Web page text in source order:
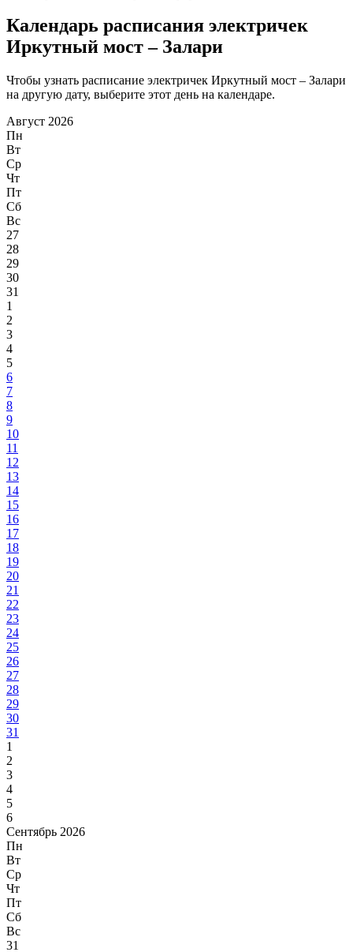
Календарь расписания электричек
Иркутный мост – Залари
Чтобы узнать расписание электричек Иркутный мост – Залари
на другую дату, выберите этот день на календаре.
Август 2026
Пн
Вт
Ср
Чт
Пт
Сб
Вс
27
28
29
30
31
1
2
3
4
5
6
7
8
9
10
11
12
13
14
15
16
17
18
19
20
21
22
23
24
25
26
27
28
29
30
31
1
2
3
4
5
6
Сентябрь 2026
Пн
Вт
Ср
Чт
Пт
Сб
Вс
31